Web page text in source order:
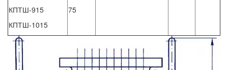
КПТШ-915
КПТШ-1015
75